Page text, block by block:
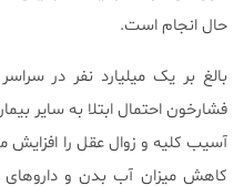
حال انجام است.
بالغ بر یک میلیارد نفر در
فشارخون احتمال ابتلا به سایر
آسیب کلیه و زوال عقل را افزایش
کاهش میزان آب بدن و داروهای